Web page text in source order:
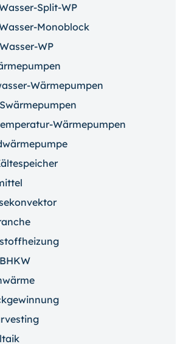
Split-WP
Monoblock
WP
Wärmepumpen
Wärmepumpen